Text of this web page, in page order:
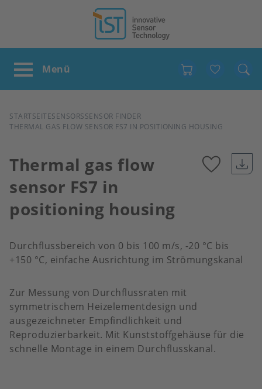
PFADNAVIGATION
STARTSEITESENSORSSENSOR FINDER
THERMAL GAS FLOW SENSOR FS7 IN POSITIONING HOUSING
Thermal gas flow
sensor FS7 in
positioning housing
Durchflussbereich von 0 bis 100 m/s, -20 °C bis
+150 °C, einfache Ausrichtung im Strömungskanal
Zur Messung von Durchflussraten mit
symmetrischem Heizelementdesign und
ausgezeichneter Empfindlichkeit und
Reproduzierbarkeit. Mit Kunststoffgehäuse für die
schnelle Montage in einem Durchflusskanal.